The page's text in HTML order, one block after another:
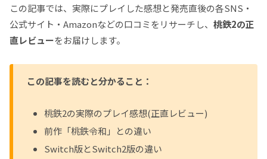
この記事では、実際にプレイした感想と発売直後の各SNS・
公式サイト・Amazonなどの口コミをリサーチし、 桃鉄2の正
直レビューをお届けします。
この記事を読むと分かること：
桃鉄2の実際のプレイ感想(正直レビュー)
前作「桃鉄令和」との違い
Switch版とSwitch2版の違い